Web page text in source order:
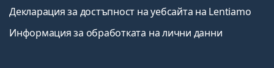
Декларация за достъпност на уебсайта на Lentiamo
Информация за обработката на лични данни